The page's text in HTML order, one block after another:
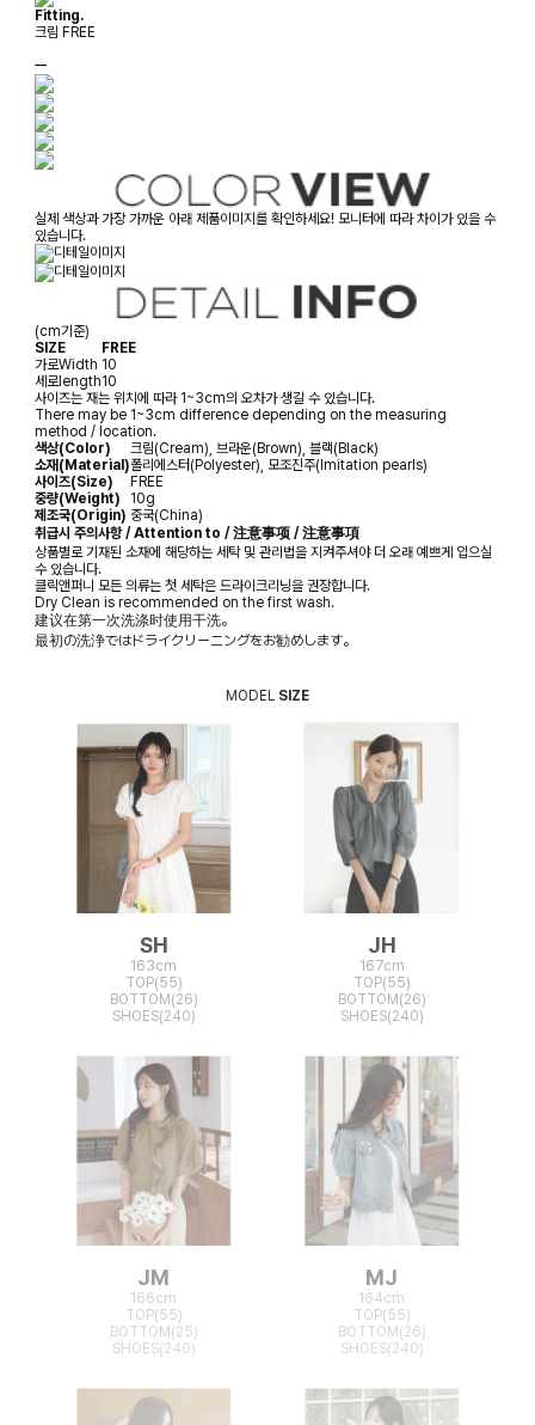
Fitting.
크림 FREE
ㅡ
실제 색상과 가장 가까운 아래 제품이미지를 확인하세요! 모니터에 따라 차이가 있을 수
있습니다.
(cm기준)
SIZE
FREE
가로Width 10
세로length10
사이즈는 재는 위치에 따라 1~3cm의 오차가 생길 수 있습니다.
There may be 1~3cm difference depending on the measuring
method / location.
색상(Color)
크림(Cream), 브라운(Brown), 블랙(Black)
소재(Material)폴리에스터(Polyester), 모조진주(Imitation pearls)
사이즈(Size)
FREE
중량(Weight)
10g
제조국(Origin) 중국(China)
취급시 주의사항 / Attention to / 注意事项 / 注意事項
상품별로 기재된 소재에 해당하는 세탁 및 관리법을 지켜주셔야 더 오래 예쁘게 입으실
수 있습니다.
클릭앤퍼니 모든 의류는 첫 세탁은 드라이크리닝을 권장합니다.
Dry Clean is recommended on the first wash.
建议在第一次洗涤时使用干洗。
最初の洗浄ではドライクリーニングをお勧めします。
MODEL SIZE
SH
163cm
TOP(55)
BOTTOM(26)
SHOES(240)
JH
167cm
TOP(55)
BOTTOM(26)
SHOES(240)
JM
166cm
TOP(55)
BOTTOM(25)
SHOES(240)
MJ
164cm
TOP(55)
BOTTOM(26)
SHOES(240)